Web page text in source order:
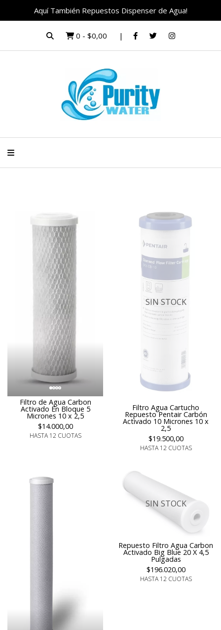
Aquí También Repuestos Dispenser de Agua!
0 - $0,00
Filtro de Agua Carbon
Activado En Bloque 5
Micrones 10 x 2,5
$14.000,00
HASTA 12 CUOTAS
SIN STOCK
Filtro Agua Cartucho
Repuesto Pentair Carbón
Activado 10 Micrones 10 x
2,5
$19.500,00
HASTA 12 CUOTAS
SIN STOCK
Repuesto Filtro Agua Carbon
Activado Big Blue 20 X 4,5
Pulgadas
$196.020,00
HASTA 12 CUOTAS